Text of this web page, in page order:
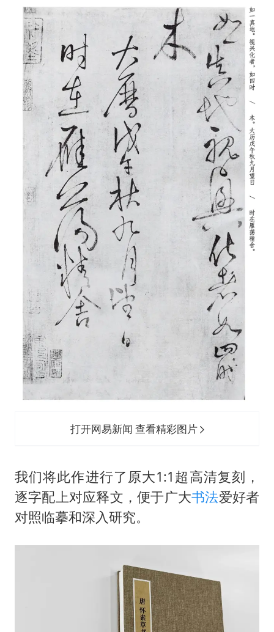
打开网易新闻 查看精彩图片
我们将此作进行了原大1:1超高清复刻，
逐字配上对应释文，便于广大书法爱好者
对照临摹和深入研究。